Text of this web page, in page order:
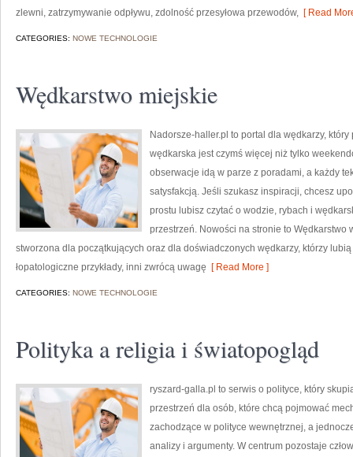
zlewni, zatrzymywanie odpływu, zdolność przesyłowa przewodów, [ Read
CATEGORIES: NOWE TECHNOLOGIE
Wędkarstwo miejskie
Nadorsze-haller.pl to portal dla wędkarzy,
wędkarska jest czymś więcej niż tylko
obserwacje idą w parze z poradami, a każdy
satysfakcją. Jeśli szukasz inspiracji, chcesz
prostu lubisz czytać o wodzie, rybach i
przestrzeń. Nowości na stronie to Wędkarstwo
stworzona dla początkujących oraz dla doświadczonych wędkarzy, którzy
łopatologiczne przykłady, inni zwrócą uwagę [ Read More ]
CATEGORIES: NOWE TECHNOLOGIE
Polityka a religia i światopogląd
ryszard-galla.pl to serwis o polityce, który
przestrzeń dla osób, które chcą pojmować
zachodzące w polityce wewnętrznej, a
analizy i argumenty. W centrum pozostaje